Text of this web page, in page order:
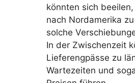
könnten sich
nach Nordamerika
solche
In der Zwischenzeit
Lieferengpässe zu
Wartezeiten und